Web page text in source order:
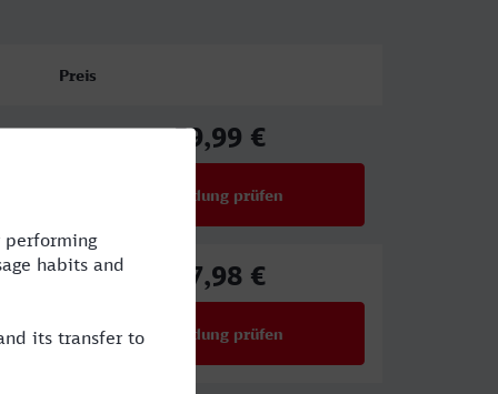
Preis
59,99 €
Verbindung prüfen
67,98 €
Verbindung prüfen